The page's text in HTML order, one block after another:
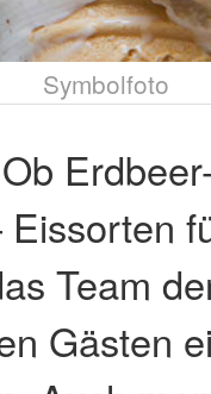
Symbolfoto
Team
Gästen